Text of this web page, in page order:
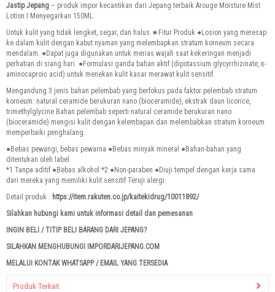
Jastip Jepang – produk impor kecantikan dari Jepang terbaik Arouge Moisture Mist
Lotion I Menyegarkan 150ML.
Untuk kulit yang tidak lengket, segar, dan halus ★Fitur Produk ●Losion yang meresap
ke dalam kulit dengan kabut nyaman yang melembapkan stratum korneum secara
mendalam. ●Dapat juga digunakan untuk merias wajah saat kekeringan menjadi
perhatian di siang hari. ●Formulasi ganda bahan aktif (dipotassium glycyrrhizinate, ε-
aminocaproic acid) untuk menekan kulit kasar merawat kulit sensitif.
Mengandung 3 jenis bahan pelembab yang berfokus pada faktor pelembab stratum
korneum: natural ceramide berukuran nano (bioceramide), ekstrak daun licorice,
trimethylglycine Bahan pelembab seperti natural ceramide berukuran nano
(bioceramide) mengisi kulit dengan kelembapan dan melembabkan stratum korneum
memperbaiki penghalang.
●Bebas pewangi, bebas pewarna ●Bebas minyak mineral ●Bahan-bahan yang
ditentukan oleh label
*1 Tanpa aditif ●Bebas alkohol *2 ●Non-paraben ●Diuji tempel dengan kerja sama
dari mereka yang memiliki kulit sensitif Teruji alergi.
Detail produk : https://item.rakuten.co.jp/kaitekidrug/10011892/
Silahkan hubungi kami untuk informasi detail dan pemesanan
INGIN BELI / TITIP BELI BARANG DARI JEPANG?
SILAHKAN MENGHUBUNGI IMPORDARIJEPANG.COM
MELALUI KONTAK WHATSAPP / EMAIL YANG TERSEDIA
Produk Terkait